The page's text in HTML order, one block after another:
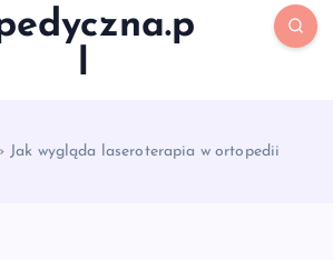
l
Jak wygląda laseroterapia w ortopedii